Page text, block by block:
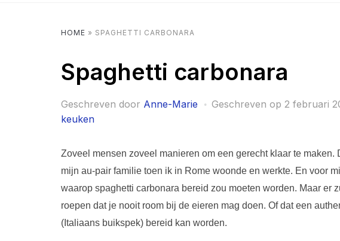
HOME » SPAGHETTI CARBONARA
Spaghetti carbonara
Geschreven door Anne-Marie Geschreven op 2 februari
keuken
Zoveel mensen zoveel manieren om een gerecht klaar te
mijn au-pair familie toen ik in Rome woonde en werkte. En voor
waarop spaghetti carbonara bereid zou moeten worden. Maar er
roepen dat je nooit room bij de eieren mag doen. Of dat een
(Italiaans buikspek) bereid kan worden.